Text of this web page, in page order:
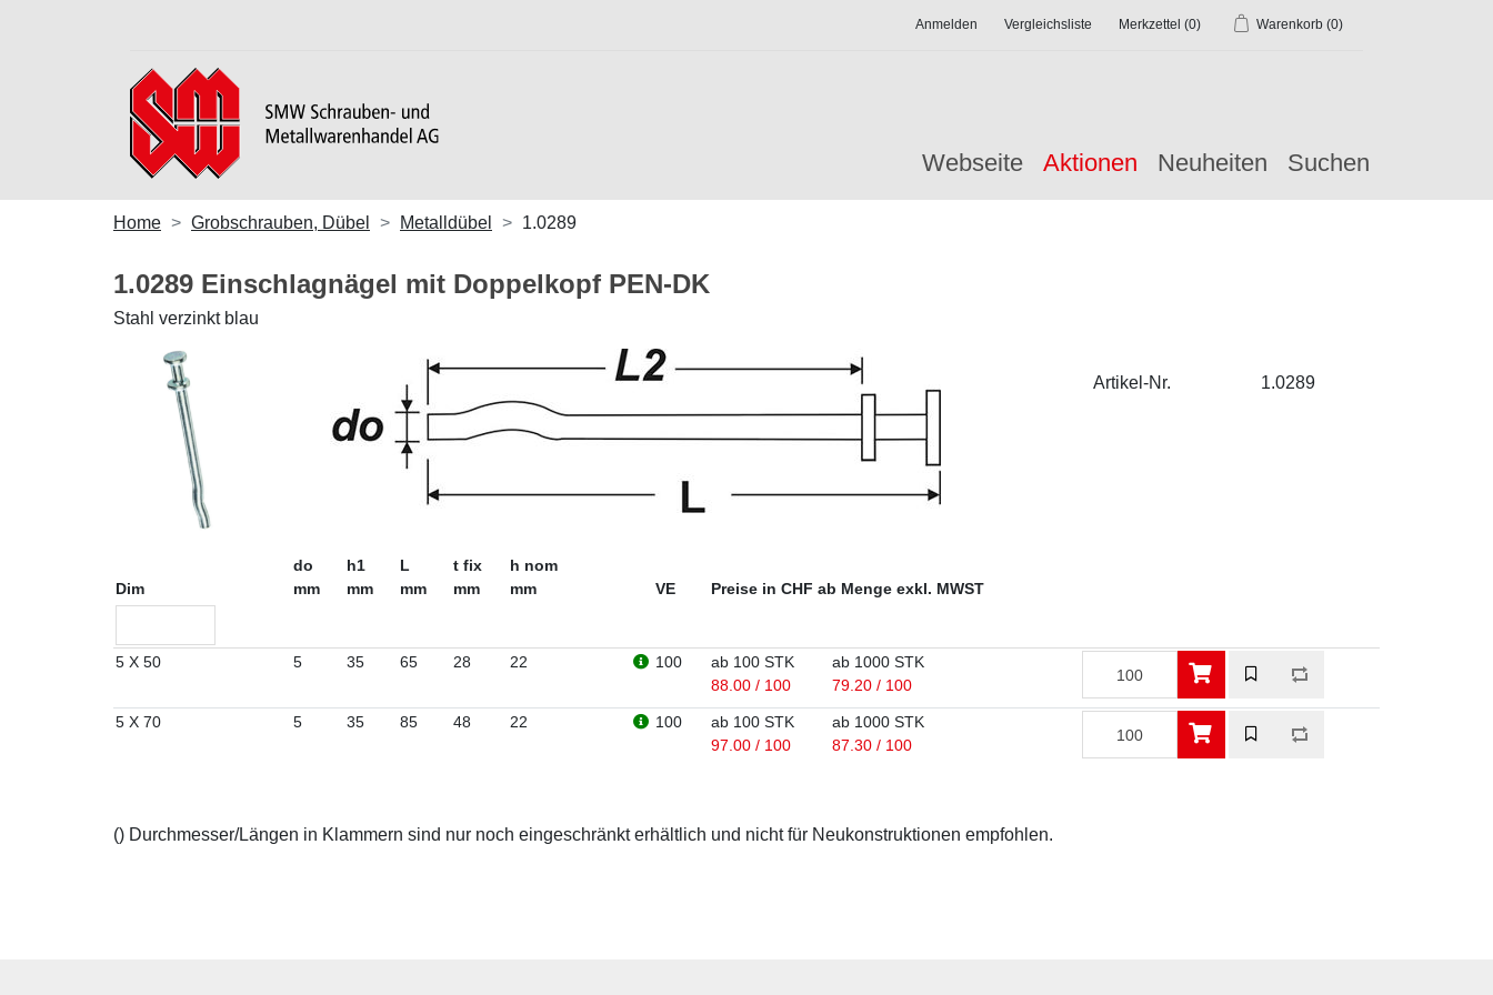
Anmelden Vergleichsliste Merkzettel (0) Warenkorb (0)
Webseite Aktionen Neuheiten Suchen
Home Grobschrauben, Dübel Metalldübel 1.0289
1.0289 Einschlagnägel mit Doppelkopf PEN-DK
Stahl verzinkt blau
Artikel-Nr. 1.0289
Dim
do
mm
h1
mm
L
mm
t fix
mm
h nom
mm
VE Preise in CHF ab Menge exkl. MWST
5 X 50 5 35 65 28 22 100
ab 100 STK
88.00 / 100
ab 1000 STK
79.20 / 100
5 X 70 5 35 85 48 22 100
ab 100 STK
97.00 / 100
ab 1000 STK
87.30 / 100
() Durchmesser/Längen in Klammern sind nur noch eingeschränkt erhältlich und nicht für Neukonstruktionen empfohlen.